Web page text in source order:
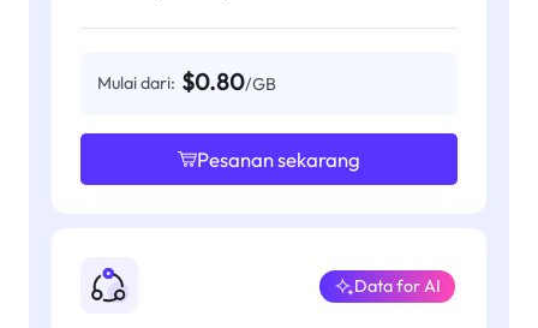
Mulai dari: $0.80/GB
Pesanan sekarang
Data for AI